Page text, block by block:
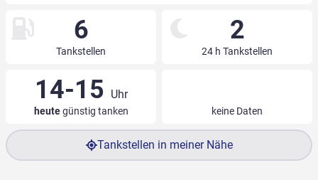
6
Tankstellen
2
24 h Tankstellen
14-15 Uhr
heutegünstig tanken keine Daten
Tankstellen in meiner Nähe